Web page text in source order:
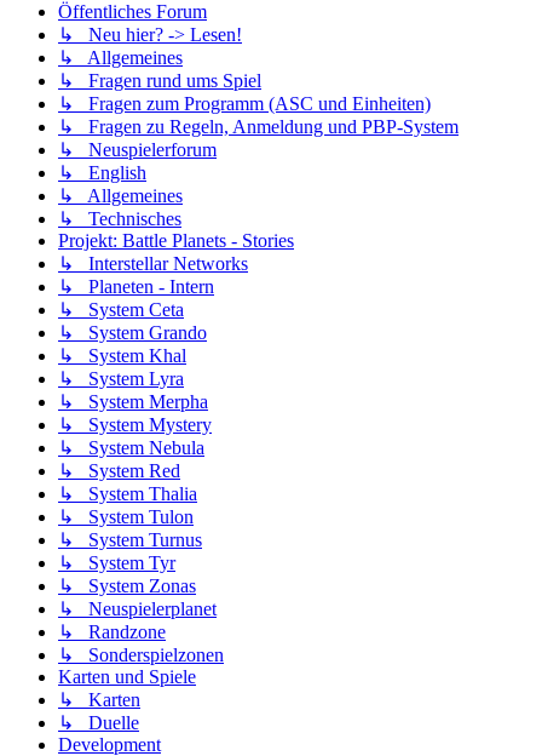
Öffentliches Forum
↳ Neu hier? -> Lesen!
↳ Allgemeines
↳ Fragen rund ums Spiel
↳ Fragen zum Programm (ASC und Einheiten)
↳ Fragen zu Regeln, Anmeldung und PBP-System
↳ Neuspielerforum
↳ English
↳ Allgemeines
↳ Technisches
Projekt: Battle Planets - Stories
↳ Interstellar Networks
↳ Planeten - Intern
↳ System Ceta
↳ System Grando
↳ System Khal
↳ System Lyra
↳ System Merpha
↳ System Mystery
↳ System Nebula
↳ System Red
↳ System Thalia
↳ System Tulon
↳ System Turnus
↳ System Tyr
↳ System Zonas
↳ Neuspielerplanet
↳ Randzone
↳ Sonderspielzonen
Karten und Spiele
↳ Karten
↳ Duelle
Development